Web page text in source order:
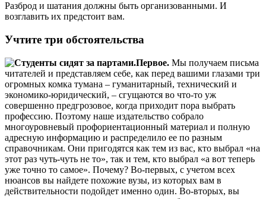
Разброд и шатания должны быть организованными. И
возглавить их предстоит вам.
Учтите три обстоятельства
Первое. Мы получаем письма
читателей и представляем себе, как перед вашими глазами три
огромных комка тумана – гуманитарный, технический и
экономико-юридический, – сгущаются во что-то уж
совершенно предгрозовое, когда приходит пора выбрать
профессию. Поэтому наше издательство собрало
многоуровневый профориентационный материал и полную
адресную информацию и распределило ее по разным
справочникам. Они пригодятся как тем из вас, кто выбрал «на
этот раз чуть-чуть не то», так и тем, кто выбрал «а вот теперь
уже точно то самое». Почему? Во-первых, с учетом всех
нюансов вы найдете похожие вузы, из которых вам в
действительности подойдет именно один. Во-вторых, вы